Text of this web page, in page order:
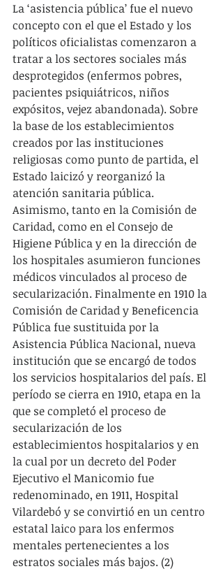
La ‘asistencia pública’ fue el nuevo
concepto con el que el Estado y los
políticos oficialistas comenzaron a
tratar a los sectores sociales más
desprotegidos (enfermos pobres,
pacientes psiquiátricos, niños
expósitos, vejez abandonada). Sobre
la base de los establecimientos
creados por las instituciones
religiosas como punto de partida, el
Estado laicizó y reorganizó la
atención sanitaria pública.
Asimismo, tanto en la Comisión de
Caridad, como en el Consejo de
Higiene Pública y en la dirección de
los hospitales asumieron funciones
médicos vinculados al proceso de
secularización. Finalmente en 1910 la
Comisión de Caridad y Beneficencia
Pública fue sustituida por la
Asistencia Pública Nacional, nueva
institución que se encargó de todos
los servicios hospitalarios del país. El
período se cierra en 1910, etapa en la
que se completó el proceso de
secularización de los
establecimientos hospitalarios y en
la cual por un decreto del Poder
Ejecutivo el Manicomio fue
redenominado, en 1911, Hospital
Vilardebó y se convirtió en un centro
estatal laico para los enfermos
mentales pertenecientes a los
estratos sociales más bajos. (2)